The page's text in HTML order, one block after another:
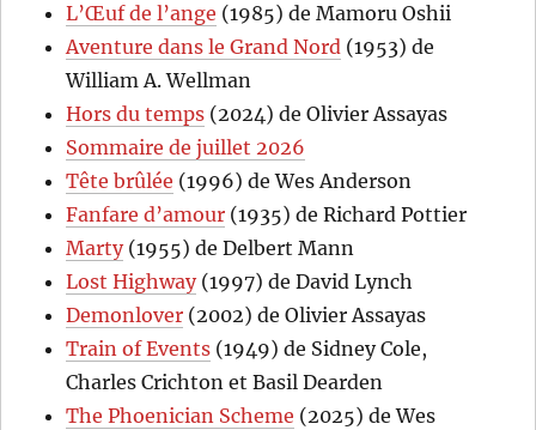
L’Œuf de l’ange (1985) de Mamoru Oshii
Aventure dans le Grand Nord (1953) de
William A. Wellman
Hors du temps (2024) de Olivier Assayas
Sommaire de juillet 2026
Tête brûlée (1996) de Wes Anderson
Fanfare d’amour (1935) de Richard Pottier
Marty(1955) de Delbert Mann
Lost Highway(1997) de David Lynch
Demonlover (2002) de Olivier Assayas
Train of Events (1949) de Sidney Cole,
Charles Crichton et Basil Dearden
The Phoenician Scheme (2025) de Wes